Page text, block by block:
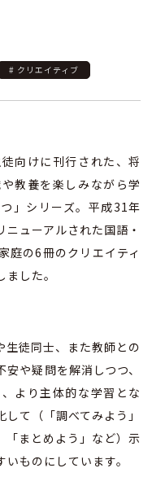
# クリエイティブ
向けに刊行された、将
教養を楽しみながら学
」シリーズ。平成31年
ューアルされた国語・
庭の6冊のクリエイティ
した。
生徒同士、また教師との
や疑問を解消しつつ、
より主体的な学習とな
て（「調べてみよう」
「まとめよう」など）示
ものにしています。